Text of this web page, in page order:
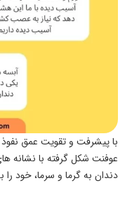
با پیشرفت و تقویت عمق
عوفنت شکل گرفته با
دندان به گرما و سرما، خود